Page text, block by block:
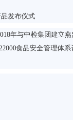
发布仪式
与中检集团建立
食品安全管理体